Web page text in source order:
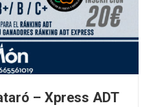
– Xpress ADT